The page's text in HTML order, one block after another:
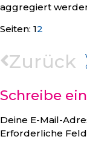
aggregiert
Seiten: Seite
1,Seite
2
Zurück
Schreibe
Deine E-Mail-
Erforderliche